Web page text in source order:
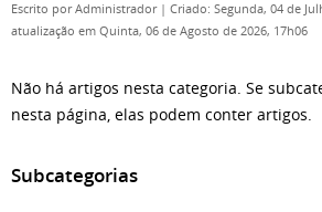
Escrito porAdministrador | Criado: Segunda, 04 de
atualização em Quinta, 06 de Agosto de 2026, 17h06
Não há artigos nesta categoria. Se
nesta página, elas podem conter artigos.
Subcategorias